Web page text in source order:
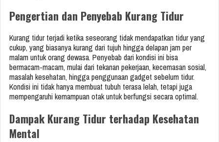
Pengertian dan Penyebab Kurang Tidur
Kurang tidur terjadi ketika seseorang tidak mendapatkan tidur yang
cukup, yang biasanya kurang dari tujuh hingga delapan jam per
malam untuk orang dewasa. Penyebab dari kondisi ini bisa
bermacam-macam, mulai dari tekanan pekerjaan, kecemasan sosial,
masalah kesehatan, hingga penggunaan gadget sebelum tidur.
Kondisi ini tidak hanya membuat tubuh terasa lelah, tetapi juga
mempengaruhi kemampuan otak untuk berfungsi secara optimal.
Dampak Kurang Tidur terhadap Kesehatan
Mental